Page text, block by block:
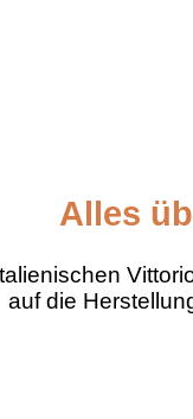
Alles
auf die